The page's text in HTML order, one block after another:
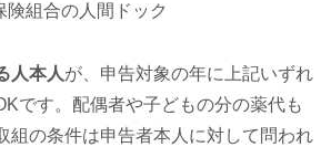
険組合の人間ドック
人本人が、申告対象の年に上記いずれ
です。配偶者や子どもの分の薬代も
組の条件は申告者本人に対して問われ